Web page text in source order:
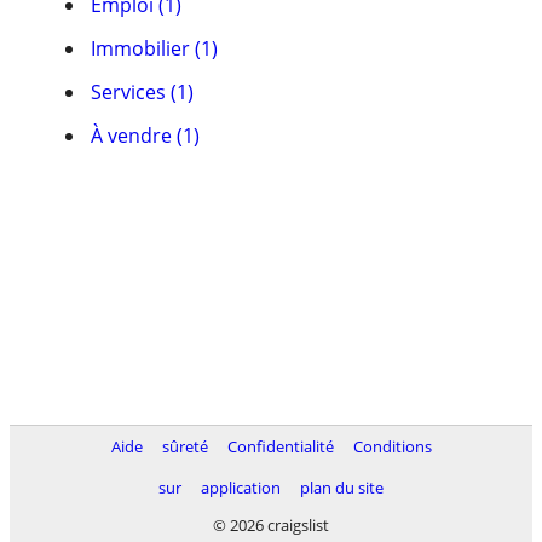
Immobilier (1)
Services (1)
À vendre (1)
Aide sûreté Confidentialité
Conditions
sur
application
plan du site
© 2026 craigslist